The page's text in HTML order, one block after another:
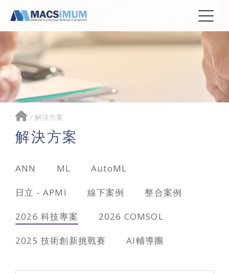
/解決方案
解決方案
ANN ML AutoML
日立 - APMI 線下案例 整合案例
2026 科技專案 2026 COMSOL
2025 技術創新挑戰賽 AI輔導團